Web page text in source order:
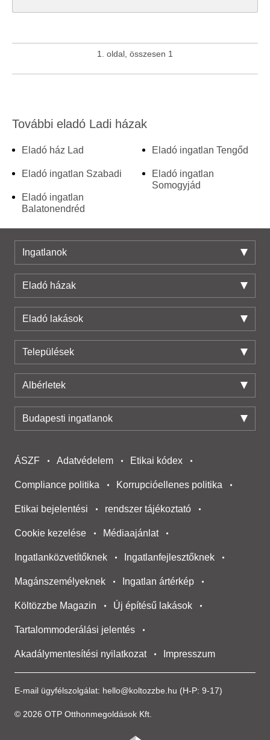
1. oldal, összesen 1
További eladó Ladi házak
Eladó ház Lad
Eladó ingatlan Szabadi
Eladó ingatlan
Balatonendréd
Eladó ingatlan Tengőd
Eladó ingatlan
Somogyjád
Ingatlanok
Eladó házak
Eladó lakások
Települések
Albérletek
Budapesti ingatlanok
E-mail ügyfélszolgálat: hello@koltozzbe.hu (H-P: 9-17)
© 2026 OTP Otthonmegoldások Kft.
ÁSZF Adatvédelem Etikai kódex
Compliance politika Korrupcióellenes politika
Etikai bejelentési rendszer tájékoztató
Cookie kezelése Médiaajánlat
Ingatlanközvetítőknek Ingatlanfejlesztőknek
Magánszemélyeknek Ingatlan ártérkép
Költözzbe Magazin Új építésű lakások
Tartalommoderálási jelentés
Akadálymentesítési nyilatkozat Impresszum